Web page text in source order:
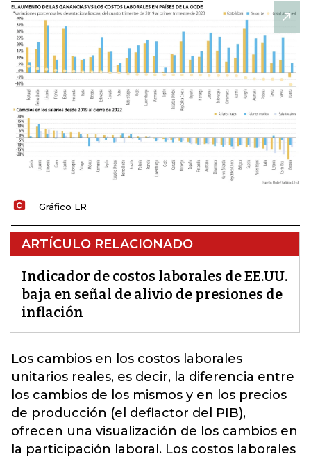
Gráfico LR
ARTÍCULO RELACIONADO
Indicador de costos laborales de EE.UU.
baja en señal de alivio de presiones de
inflación
Los cambios en los costos laborales
unitarios reales, es decir, la diferencia entre
los cambios de los mismos y en los precios
de producción (el deflactor del PIB),
ofrecen una visualización de los cambios en
la participación laboral. Los costos laborales